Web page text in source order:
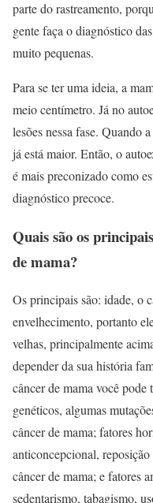
parte do rastreamento,
gente faça o diagnóstico
muito pequenas.
Para se ter uma ideia, a
meio centímetro. Já no
lesões nessa fase. Quando
já está maior. Então, o
é mais preconizado como
diagnóstico precoce.
Quais são os
de mama?
Os principais são: idade, o
envelhecimento, portanto
velhas, principalmente
depender da sua história
câncer de mama você
genéticos, algumas
câncer de mama; fatores
anticoncepcional,
câncer de mama; e fatores
sedentarismo, tabagismo,